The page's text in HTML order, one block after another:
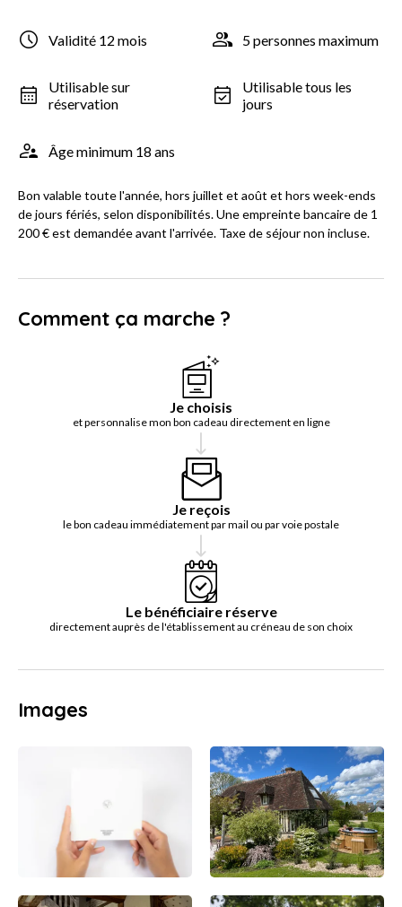
Validité 12 mois 5 personnes maximum
Utilisable sur
réservation
Utilisable tous les
jours
Âge minimum 18 ans
Bon valable toute l'année, hors juillet et août et hors week-ends
de jours fériés, selon disponibilités. Une empreinte bancaire de 1
200 € est demandée avant l'arrivée. Taxe de séjour non incluse.
Comment ça marche ?
Je choisis
et personnalise mon bon cadeau directement en ligne
Je reçois
le bon cadeau immédiatement par mail ou par voie postale
Le bénéficiaire réserve
directement auprès de l'établissement au créneau de son choix
Images